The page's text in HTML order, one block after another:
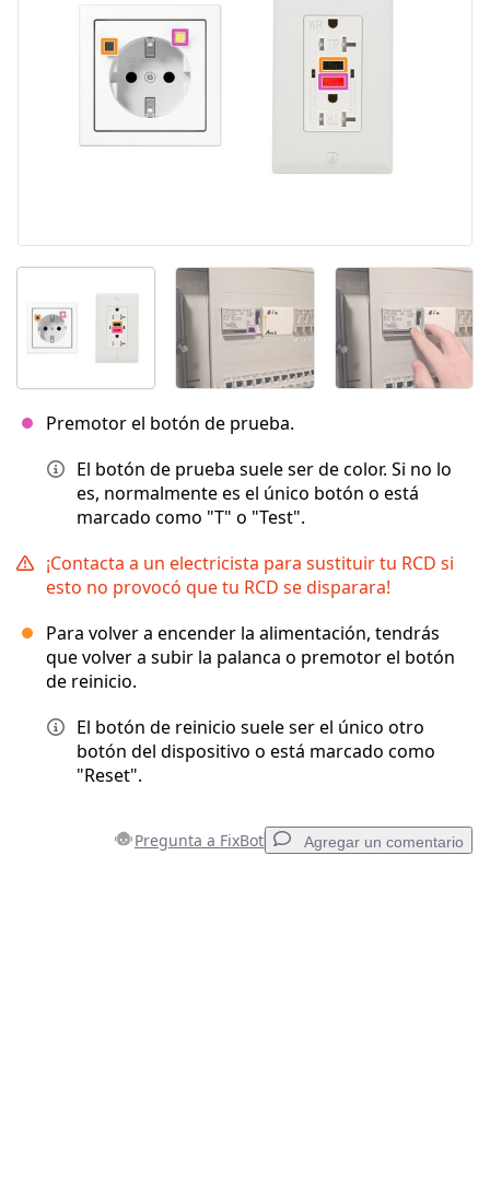
Publicar comentario
Premotor el botón de prueba.
El botón de prueba suele ser de color. Si no lo
es, normalmente es el único botón o está
marcado como "T" o "Test".
¡Contacta a un electricista para sustituir tu RCD si
esto no provocó que tu RCD se disparara!
Para volver a encender la alimentación, tendrás
que volver a subir la palanca o premotor el botón
de reinicio.
El botón de reinicio suele ser el único otro
botón del dispositivo o está marcado como
"Reset".
Pregunta a FixBot Agregar un comentario